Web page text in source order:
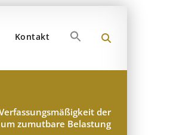
Kontakt Search
for:
der
zumutbare Belastung